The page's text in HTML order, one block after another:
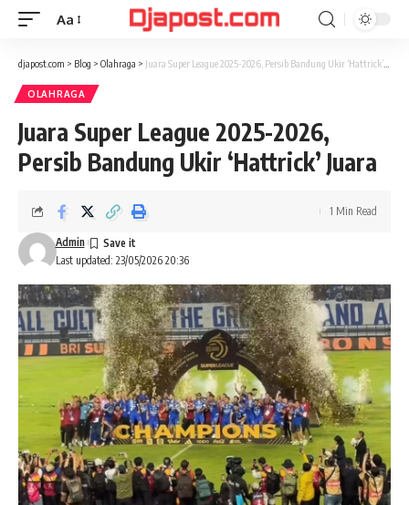
Font
Aa
djapost.com > Blog > Olahraga > Juara Super League 2025-2026, Persib Bandung Ukir ‘Hattrick’ Juara
OLAHRAGA
Juara Super League 2025-2026,
Persib Bandung Ukir ‘Hattrick’ Juara
Last updated: 23/05/2026 20:36
Admin
1 Min Read